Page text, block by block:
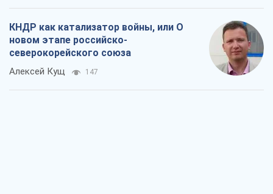
КНДР как катализатор войны, или О
новом этапе российско-
северокорейского союза
Алексей Кущ 147